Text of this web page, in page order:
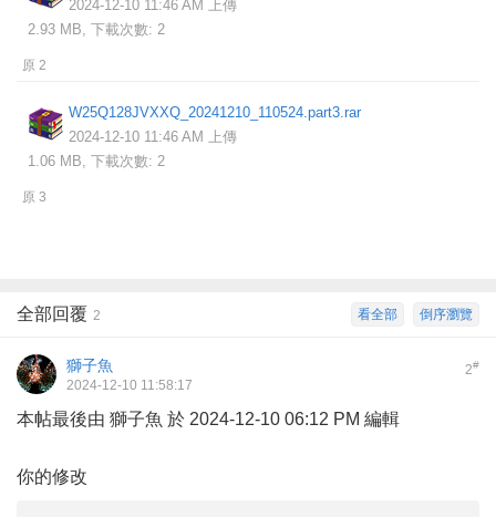
2024-12-10 11:46 AM 上傳
2.93 MB, 下載次數: 2
原 2
W25Q128JVXXQ_20241210_110524.part3.rar
2024-12-10 11:46 AM 上傳
1.06 MB, 下載次數: 2
原 3
倒序瀏覽
看全部
全部回覆 2
2#
獅子魚
2024-12-10 11:58:17
本帖最後由 獅子魚 於 2024-12-10 06:12 PM 編輯
你的修改